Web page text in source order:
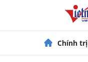
Chính trị